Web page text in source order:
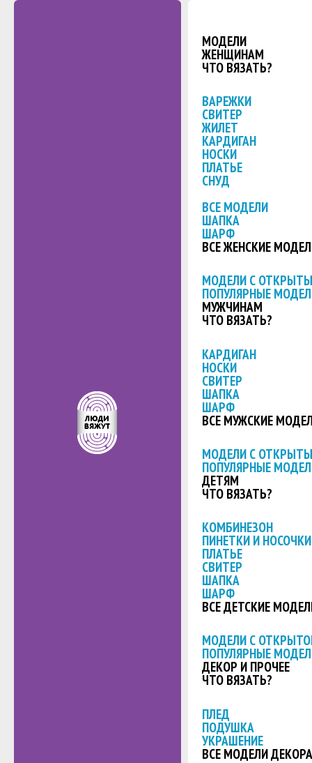
МОДЕЛИ
ЖЕНЩИНАМ
ЧТО ВЯЗАТЬ?
ВАРЕЖКИ
СВИТЕР
ЖИЛЕТ
КАРДИГАН
НОСКИ
ПЛАТЬЕ
СНУД
ВСЕ МОДЕЛИ
ШАПКА
ШАРФ
ВСЕ ЖЕНСКИЕ
МОДЕЛИ С
ПОПУЛЯРНЫЕ
МУЖЧИНАМ
ЧТО ВЯЗАТЬ?
КАРДИГАН
НОСКИ
СВИТЕР
ШАПКА
ШАРФ
ВСЕ МУЖСКИЕ
МОДЕЛИ С
ПОПУЛЯРНЫЕ
ДЕТЯМ
ЧТО ВЯЗАТЬ?
КОМБИНЕЗОН
ПИНЕТКИ И НОСОЧКИ
ПЛАТЬЕ
СВИТЕР
ШАПКА
ШАРФ
ВСЕ ДЕТСКИЕ
МОДЕЛИ С
ПОПУЛЯРНЫЕ
ДЕКОР И ПРОЧЕЕ
ЧТО ВЯЗАТЬ?
ПЛЕД
ПОДУШКА
УКРАШЕНИЕ
ВСЕ МОДЕЛИ ДЕКОРА